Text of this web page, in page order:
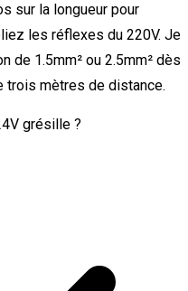
sur la longueur pour
les réflexes du 220V. Je
de 1.5mm² ou 2.5mm² dès
trois mètres de distance.
grésille ?